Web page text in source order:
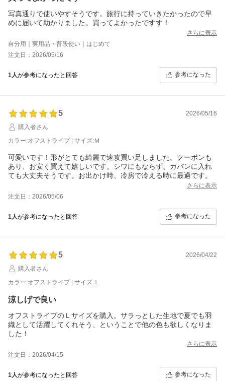
写真通りで使いやすそうです。旅行に持っていきたかったので早
めに届いて助かりました。買ってよかったですす！
さらに表示
自分用｜実用品・普段使い｜はじめて
注文日：2026/05/16
1人が参考になったと回答 参考になった
5
2026/05/16
購入者さん
カラー:オフストライプ | サイズ:Ｍ
可愛いです！形がとても綺麗で速攻買い足しました。クーポンも
あり、お安く買えて嬉しいです。シワにもならず、カバンに入れ
ても大丈夫そうです。お出かけ時、冷房で冷える時に最適です。
さらに表示
注文日：2026/05/06
1人が参考になったと回答 参考になった
5
2026/04/22
購入者さん
カラー:オフストライプ | サイズ:Ｌ
涼しげで良い
オフストライプのＬサイズを購入。サラっとした生地で夏でも羽
織として活躍してくれそう、ということで他の色も欲しくなりま
した！
さらに表示
注文日：2026/04/15
1人が参考になったと回答 参考になった